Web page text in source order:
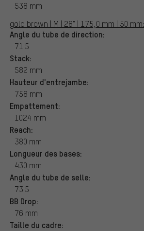
538 mm
gold brown | M | 28" | 175,0 mm | 50 mm:
Angle du tube de direction:
71.5
Stack:
582 mm
Hauteur d'entrejambe:
758 mm
Empattement:
1024 mm
Reach:
380 mm
Longueur des bases:
430 mm
Angle du tube de selle:
73.5
BB Drop:
76 mm
Taille du cadre: